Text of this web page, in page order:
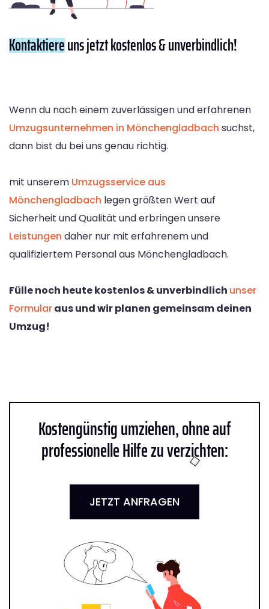
Kontaktiereuns jetzt kostenlos & unverbindlich!
Wenn du nach einem zuverlässigen und erfahrenen
Umzugsunternehmen in Mönchengladbach suchst,
dann bist du bei uns genau richtig.
mit unserem Umzugsservice aus
Mönchengladbach legen größten Wert auf
Sicherheit und Qualität und erbringen unsere
Leistungen daher nur mit erfahrenem und
qualifiziertem Personal aus Mönchengladbach.
Fülle noch heute kostenlos & unverbindlich unser
Formularaus und wir planen gemeinsam deinen
Umzug!
Kostengünstig umziehen, ohne auf
professionelle Hilfe zu verzichten:
JETZT ANFRAGEN